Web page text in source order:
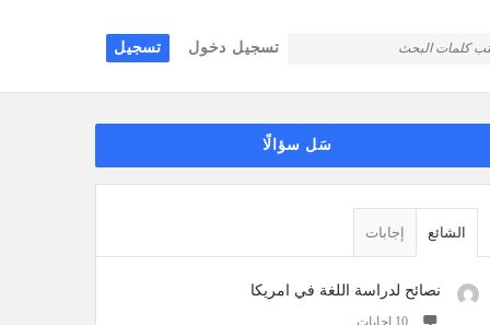
تسجيل دخول تسجيل
سَل سؤالًا
الشائع إجابات
نصائح لدراسة اللغة في امريكا
‫10 إجابات